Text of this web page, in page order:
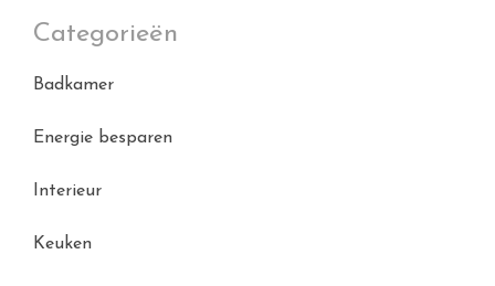
Categorieën
Badkamer
Energie besparen
Interieur
Keuken